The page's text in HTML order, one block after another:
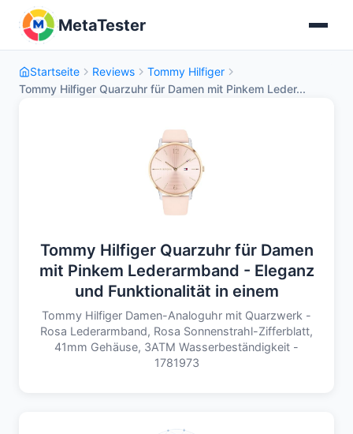
MetaTester
Startseite Reviews
Tommy Hilfiger
Tommy Hilfiger Quarzuhr für Damen mit Pinkem Leder...
Tommy Hilfiger Quarzuhr für Damen
mit Pinkem Lederarmband - Eleganz
und Funktionalität in einem
Tommy Hilfiger Damen-Analoguhr mit Quarzwerk -
Rosa Lederarmband, Rosa Sonnenstrahl-Zifferblatt,
41mm Gehäuse, 3ATM Wasserbeständigkeit -
1781973